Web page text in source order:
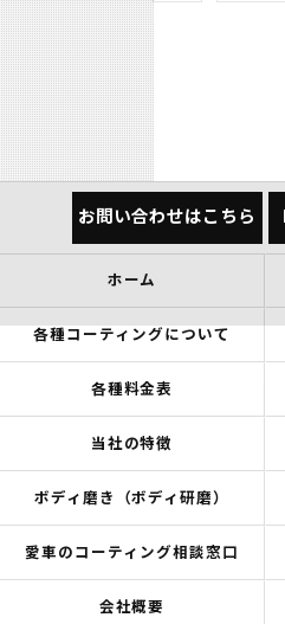
お問い合わせはこちら
ホーム
各種コーティングについて
各種料金表
当社の特徴
ボディ磨き（ボディ研磨）
愛車のコーティング相談窓口
会社概要